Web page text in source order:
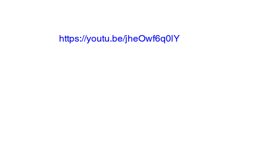
https://youtu.be/jheOwf6q0lY